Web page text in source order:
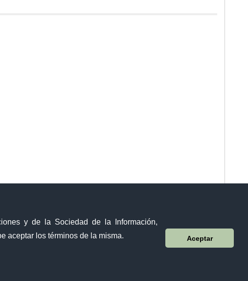
y de la Sociedad de la Información,
aceptar los términos de la misma.
Aceptar
Contacto ciudadano